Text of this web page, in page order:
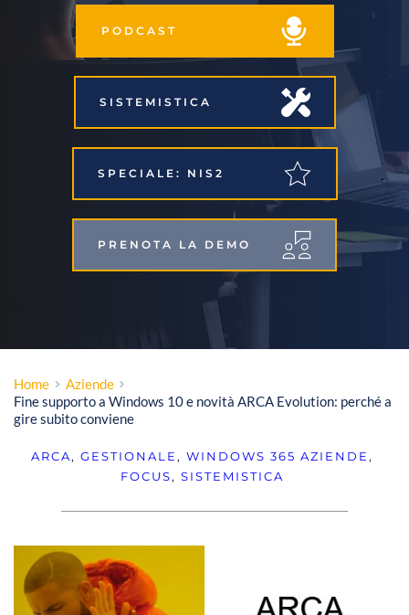
PODCAST
SISTEMISTICA
SPECIALE: NIS2
PRENOTA LA DEMO
Home
Aziende
Fine supporto a Windows 10 e novità ARCA Evolution: perché a
gire subito conviene
ARCA, GESTIONALE , WINDOWS 365 AZIENDE
FOCUS, SISTEMISTICA